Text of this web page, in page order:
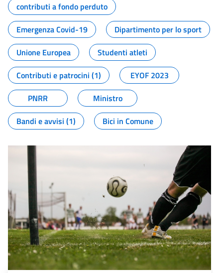
contributi a fondo perduto
Emergenza Covid-19
Dipartimento per lo sport
Unione Europea
Studenti atleti
Contributi e patrocini (1)
EYOF 2023
PNRR
Ministro
Bandi e avvisi (1)
Bici in Comune